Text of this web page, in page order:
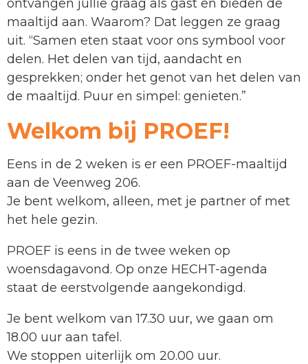
ontvangen jullie graag als gast en bieden de
maaltijd aan. Waarom? Dat leggen ze graag
uit. “Samen eten staat voor ons symbool voor
delen. Het delen van tijd, aandacht en
gesprekken; onder het genot van het delen van
de maaltijd. Puur en simpel: genieten.”
Welkom bij PROEF!
Eens in de 2 weken is er een PROEF-maaltijd
aan de Veenweg 206.
Je bent welkom, alleen, met je partner of met
het hele gezin.
PROEF is eens in de twee weken op
woensdagavond. Op onze HECHT-agenda
staat de eerstvolgende aangekondigd.
Je bent welkom van 17.30 uur, we gaan om
18.00 uur aan tafel.
We stoppen uiterlijk om 20.00 uur.